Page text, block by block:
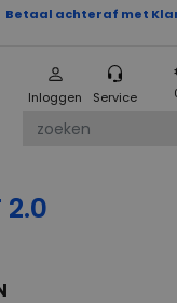
Betaal achteraf met
Inloggen Service
2.0